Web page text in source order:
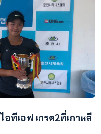
ทีเอฟ เกรด2ที่เกาหลี